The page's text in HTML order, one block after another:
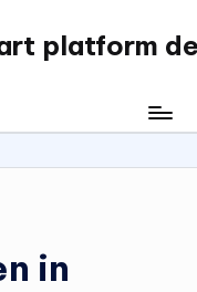
platform
in